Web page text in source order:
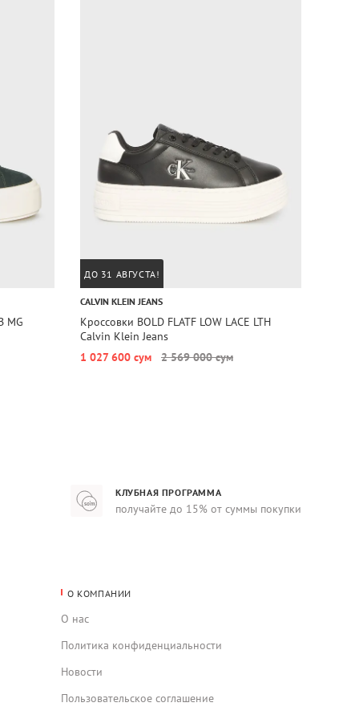
MG
ДО 31 АВГУСТА!
CALVIN KLEIN JEANS
Кроссовки BOLD FLATF LOW LACE LTH
Calvin Klein Jeans
1 027 600 сум
2 569 000 сум
КЛУБНАЯ ПРОГРАММА
получайте до 15% от суммы покупки
О КОМПАНИИ
О нас
Политика конфиденциальности
Новости
Пользовательское соглашение